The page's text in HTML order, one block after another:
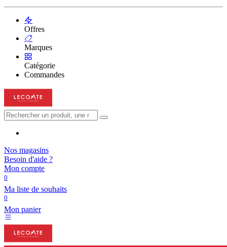
Offres
Marques
Catégorie
Commandes
Nos magasins
Besoin d'aide ?
Mon compte
0
Ma liste de souhaits
0
Mon panier